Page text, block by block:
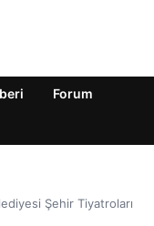
Forum
Şehir Tiyatroları